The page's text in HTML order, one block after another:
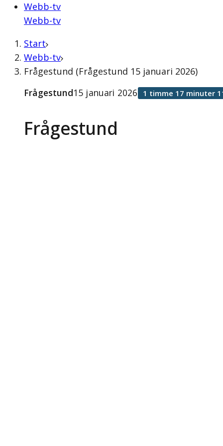
Webb-tv
Webb-tv
Start
Webb-tv
Frågestund (Frågestund 15 januari 2026)
Frågestund
Frågestund15 januari 2026 1 timme 17 minuter